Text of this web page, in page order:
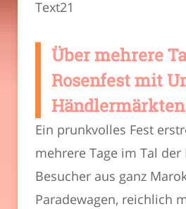
Text21
Über mehrere
Rosenfest mit
Ein prunkvolles Fest
mehrere Tage im Tal der
Besucher aus ganz
Paradewagen, reichlich